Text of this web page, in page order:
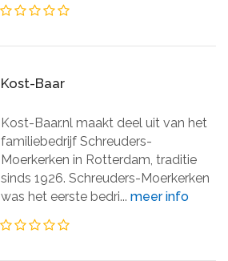
Kost-Baar
Kost-Baar.nl maakt deel uit van het
familiebedrijf Schreuders-
Moerkerken in Rotterdam, traditie
sinds 1926. Schreuders-Moerkerken
was het eerste bedri...meer info